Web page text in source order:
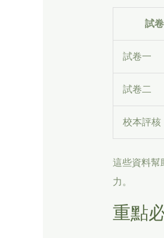
試卷
試卷一
試卷二
校本評核
這些資料幫
力。
重點